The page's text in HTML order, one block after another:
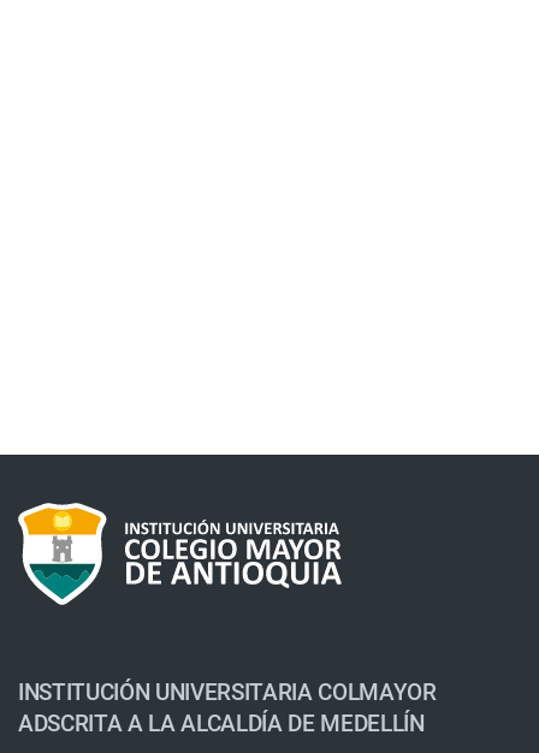
INSTITUCIÓN UNIVERSITARIA COLMAYOR
ADSCRITA A LA ALCALDÍA DE MEDELLÍN